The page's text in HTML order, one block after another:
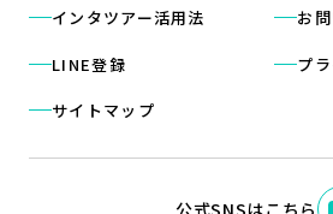
インタツアー活用法
LINE登録
サイトマップ
お
プ
公式SNSはこちら